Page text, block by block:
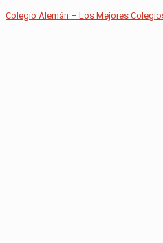
Colegio Alemán – Los Mejores